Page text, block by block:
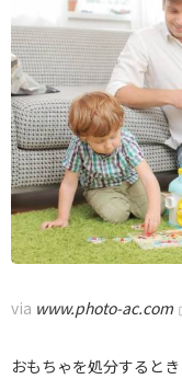
via www.photo-ac.com
おもちゃを処分すると